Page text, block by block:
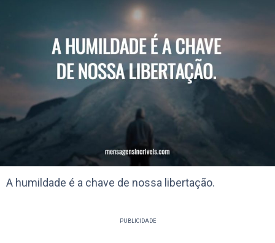
A humildade é a chave de nossa libertação.
PUBLICIDADE